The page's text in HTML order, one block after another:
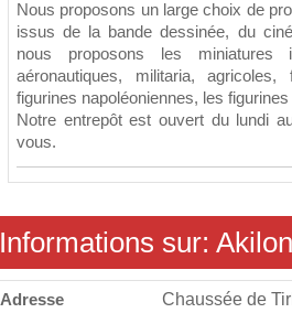
Nous proposons un large choix de
issus de la bande dessinée, du
nous proposons les miniatures
aéronautiques, militaria,
figurines napoléoniennes, les
Notre entrepôt est ouvert du lundi
vous.
Informations sur: Akilon
Adresse
Chaussée de